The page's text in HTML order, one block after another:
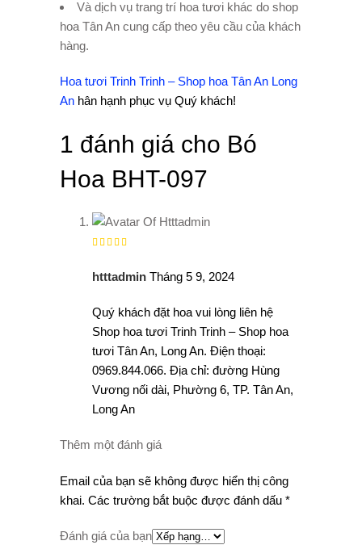
Và dịch vụ trang trí hoa tươi khác do shop
hoa Tân An cung cấp theo yêu cầu của khách
hàng.
Hoa tươi Trinh Trinh – Shop hoa Tân An Long
An hân hạnh phục vụ Quý khách!
1 đánh giá cho Bó
Hoa BHT-097
5 sao
htttadmin Tháng 5 9, 2024
Quý khách đặt hoa vui lòng liên hệ
Shop hoa tươi Trinh Trinh – Shop hoa
tươi Tân An, Long An. Điện thoại:
0969.844.066. Địa chỉ: đường Hùng
Vương nối dài, Phường 6, TP. Tân An,
Long An
Thêm một đánh giá
Email của bạn sẽ không được hiển thị công
khai. Các trường bắt buộc được đánh dấu *
Đánh giá của bạn